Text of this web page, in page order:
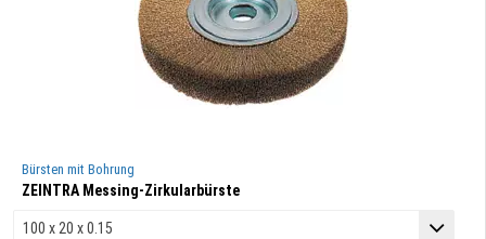
Bürsten mit Bohrung
ZEINTRA Messing-Zirkularbürste